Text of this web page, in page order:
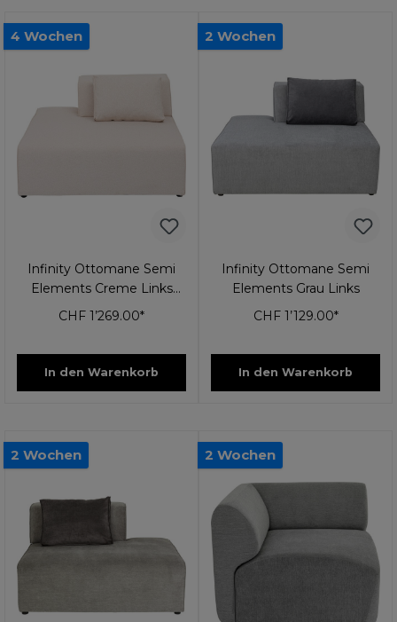
4 Wochen
Infinity Ottomane Semi
Elements Creme Links
120cm
CHF 1’269.00*
In den Warenkorb
2 Wochen
Infinity Ottomane Semi
Elements Grau Links
CHF 1’129.00*
In den Warenkorb
2 Wochen 2 Wochen